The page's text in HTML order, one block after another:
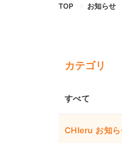
TOP お知らせ
カテゴリ
すべて
CHIeru お知